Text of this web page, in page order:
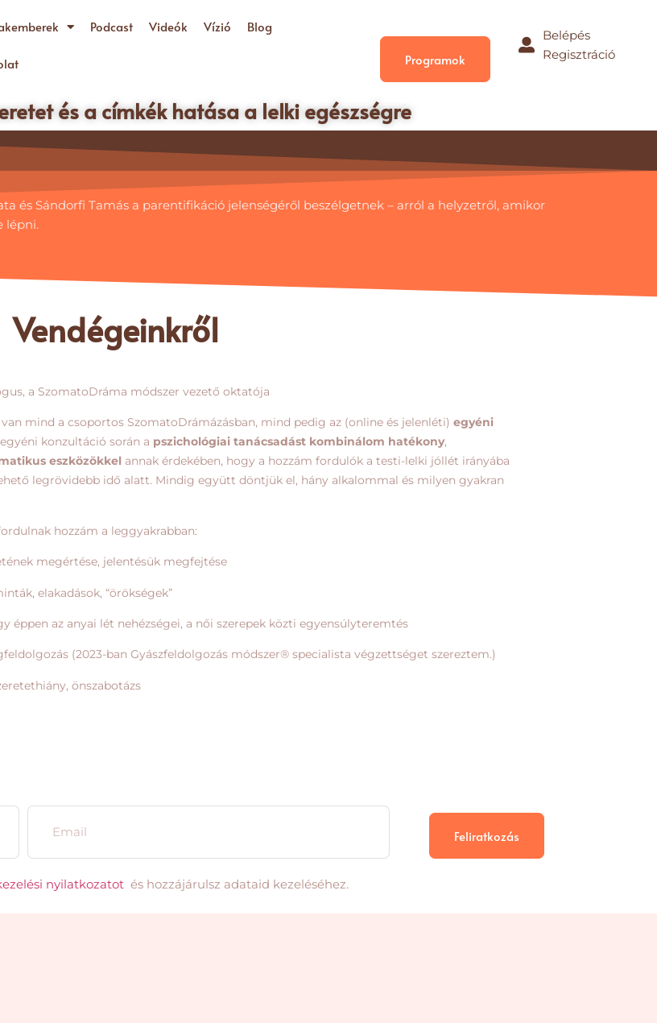
Podcast Videók Vízió Blog
Programok
Belépés
Regisztráció
és a címkék hatása a lelki egészségre
és Sándorfi Tamás a parentifikáció jelenségéről beszélgetnek – arról a helyzetről, amikor
lépni.
Vendégeinkről
a SzomatoDráma módszer vezető oktatója
mind a csoportos SzomatoDrámázásban, mind pedig az (online és jelenléti) egyéni
egyéni konzultáció során a pszichológiai tanácsadást kombinálom hatékony,
eszközökkel annak érdekében, hogy a hozzám fordulók a testi-lelki jóllét irányába
legrövidebb idő alatt. Mindig együtt döntjük el, hány alkalommal és milyen gyakran
hozzám a leggyakrabban:
megértése, jelentésük megfejtése
elakadások, “örökségek”
éppen az anyai lét nehézségei, a női szerepek közti egyensúlyteremtés
(2023-ban Gyászfeldolgozás módszer® specialista végzettséget szereztem.)
önszabotázs
Feliratkozás
nyilatkozatot és hozzájárulsz adataid kezeléséhez.